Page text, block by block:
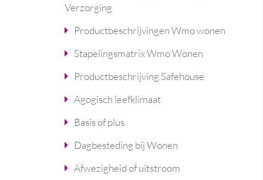
Verzorging
Productbeschrijvingen Wmo wonen
Stapelingsmatrix Wmo Wonen
Productbeschrijving Safehouse
Agogisch leefklimaat
Basis of plus
Dagbesteding bij Wonen
Afwezigheid of uitstroom